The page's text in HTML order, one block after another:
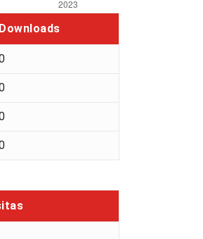
Downloads